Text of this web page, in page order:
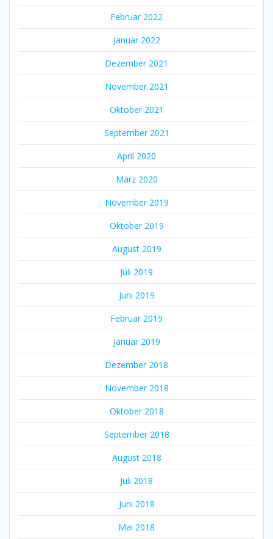
Februar 2022
Januar 2022
Dezember 2021
November 2021
Oktober 2021
September 2021
April 2020
März 2020
November 2019
Oktober 2019
August 2019
Juli 2019
Juni 2019
Februar 2019
Januar 2019
Dezember 2018
November 2018
Oktober 2018
September 2018
August 2018
Juli 2018
Juni 2018
Mai 2018